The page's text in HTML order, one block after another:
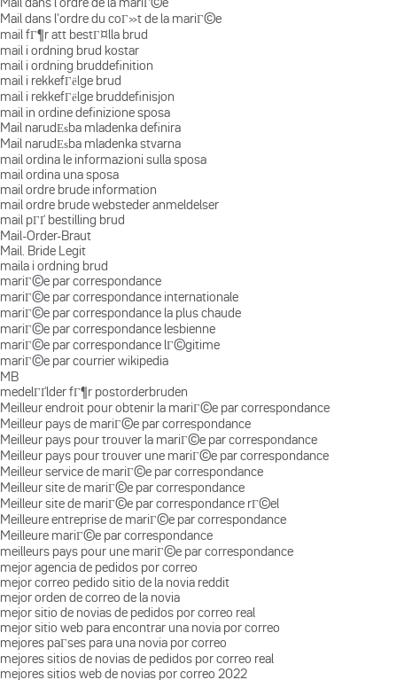
Mail dans l'ordre du coГ»t de la mariГ©e
mail fГ¶r att bestГ¤lla brud
mail i ordning brud kostar
mail i ordning bruddefinition
mail i rekkefГёlge brud
mail i rekkefГёlge bruddefinisjon
mail in ordine definizione sposa
Mail narudЕѕba mladenka definira
Mail narudЕѕba mladenka stvarna
mail ordina le informazioni sulla sposa
mail ordina una sposa
mail ordre brude information
mail ordre brude websteder anmeldelser
mail pГҐ bestilling brud
Mail-Order-Braut
Mail. Bride Legit
maila i ordning brud
mariГ©e par correspondance
mariГ©e par correspondance internationale
mariГ©e par correspondance la plus chaude
mariГ©e par correspondance lesbienne
mariГ©e par correspondance lГ©gitime
mariГ©e par courrier wikipedia
MB
medelГҐlder fГ¶r postorderbruden
Meilleur endroit pour obtenir la mariГ©e par correspondance
Meilleur pays de mariГ©e par correspondance
Meilleur pays pour trouver la mariГ©e par correspondance
Meilleur pays pour trouver une mariГ©e par correspondance
Meilleur service de mariГ©e par correspondance
Meilleur site de mariГ©e par correspondance
Meilleur site de mariГ©e par correspondance rГ©el
Meilleure entreprise de mariГ©e par correspondance
Meilleure mariГ©e par correspondance
meilleurs pays pour une mariГ©e par correspondance
mejor agencia de pedidos por correo
mejor correo pedido sitio de la novia reddit
mejor orden de correo de la novia
mejor sitio de novias de pedidos por correo real
mejor sitio web para encontrar una novia por correo
mejores paГ­ses para una novia por correo
mejores sitios de novias de pedidos por correo real
mejores sitios web de novias por correo 2022